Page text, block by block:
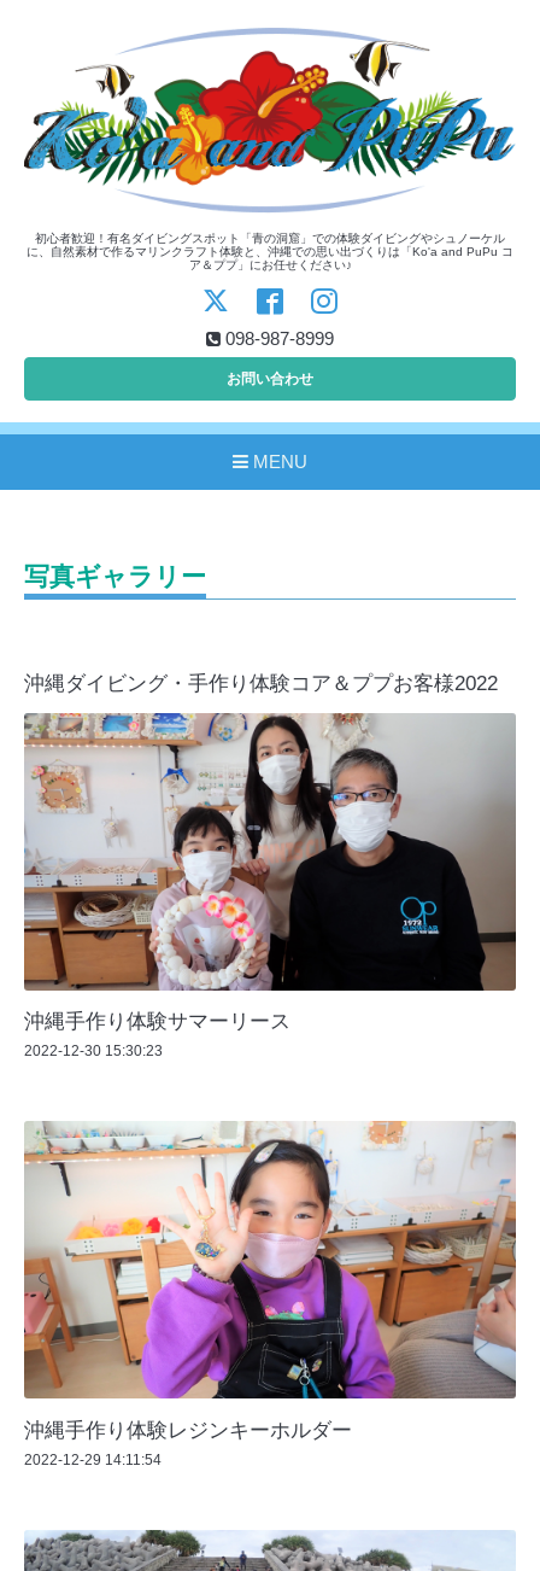
初心者歓迎！有名ダイビングスポット「青の洞窟」での体験ダイビングやシュノーケル
に、自然素材で作るマリンクラフト体験と、沖縄での思い出づくりは「Ko'a and PuPu コ
ア＆ププ」にお任せください♪
098-987-8999
お問い合わせ
MENU
写真ギャラリー
沖縄ダイビング・手作り体験コア＆ププお客様2022
沖縄手作り体験サマーリース
2022-12-30 15:30:23
沖縄手作り体験レジンキーホルダー
2022-12-29 14:11:54